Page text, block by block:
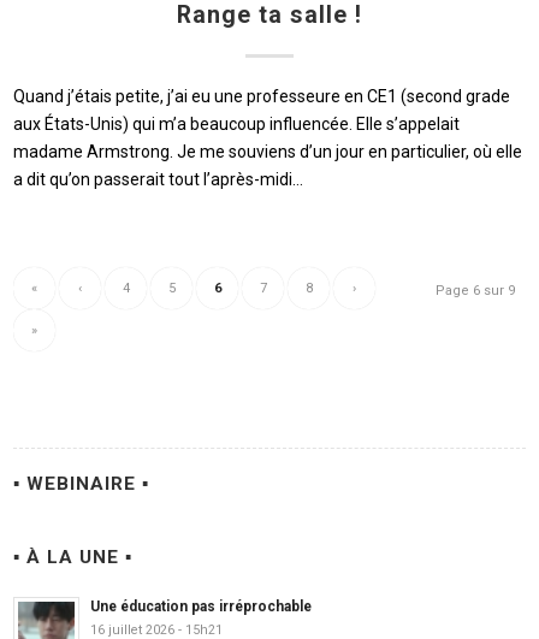
Range ta salle !
Quand j’étais petite, j’ai eu une professeure en CE1 (second grade
aux États-Unis) qui m’a beaucoup influencée. Elle s’appelait
madame Armstrong. Je me souviens d’un jour en particulier, où elle
a dit qu’on passerait tout l’après-midi…
Page 6 sur 9
« ‹ 4 5 6 7 8 ›
»
▪ WEBINAIRE ▪
▪ À LA UNE ▪
Une éducation pas irréprochable
16 juillet 2026 - 15h21